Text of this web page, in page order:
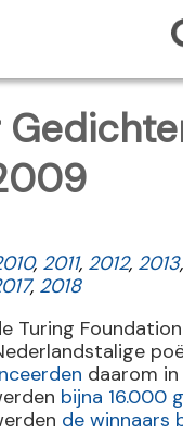
, 2011, 2012, 2013
, 2018
Turing
daarom
bijna 16.000
de winnaars